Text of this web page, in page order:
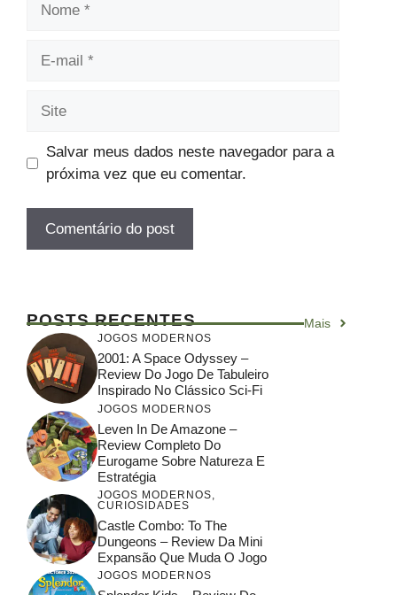
Salvar meus dados neste navegador para a
próxima vez que eu comentar.
POSTS RECENTES Mais
JOGOS MODERNOS
2001: A Space Odyssey –
Review Do Jogo De Tabuleiro
Inspirado No Clássico Sci-Fi
JOGOS MODERNOS
Leven In De Amazone –
Review Completo Do
Eurogame Sobre Natureza E
Estratégia
JOGOS MODERNOS
CURIOSIDADES
Castle Combo: To The
Dungeons – Review Da Mini
Expansão Que Muda O Jogo
JOGOS MODERNOS